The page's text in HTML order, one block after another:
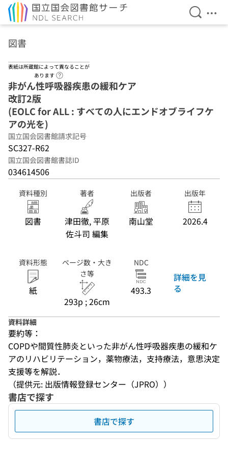
検索を
メ
図書
表紙は所蔵館によって異なることが
あります
非がん性呼吸器疾患の緩和ケア
改訂2版
(EOLC for ALL : すべての人にエンドオブライフケ
アの光を)
国立国会図書館請求記号
SC327-R62
国立国会図書館書誌ID
034614506
資料種別
図書
著者
津田徹, 平原
佐斗司 編集
出版者
南山堂
出版年
2026.4
資料形態
紙
ページ数・大き
さ等
293p ; 26cm
NDC
493.3
詳細を見
る
資料詳細
要約等：
COPDや間質性肺炎といった非がん性呼吸器疾患の緩和ケ
アのリハビリテーション，薬物療法，支持療法，意思決定
支援等を解説．
（提供元: 出版情報登録センター（JPRO））
書店で探す
書店で探す